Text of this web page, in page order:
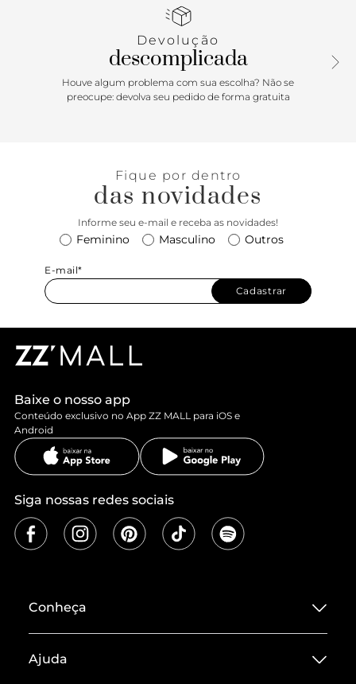
geométrico com nome da marca.
Devolução
descomplicada
Houve algum problema com sua escolha? Não se
preocupe: devolva seu pedido de forma gratuita
Fique por dentro
das novidades
Informe seu e-mail e receba as novidades!
Feminino Masculino Outros
E-mail*
Cadastrar
Baixe o nosso app
Conteúdo exclusivo no App ZZ MALL para iOS e
Android
Siga nossas redes sociais
Conheça
Termos de Uso
Ajuda